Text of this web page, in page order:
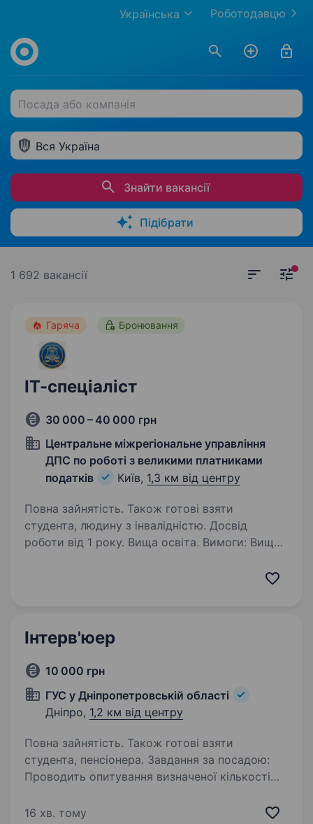
Роботодавцю
Українська
Посада або компанія
Вся Україна
Знайти вакансії
Підібрати
1 692 вакансії
Гаряча Бронювання
ІТ-спеціаліст
30 000 – 40 000 грн
Центральне міжрегіональне управління
ДПС по роботі з великими платниками
податків
Київ, 1,3 км від центру
Повна зайнятість. Також готові взяти
студента, людину з інвалідністю. Досвід
роботи від 1 року. Вища освіта. Вимоги: Вища
технологій, комп’ютерних наук або суміжних
Інтерв'юер
10 000 грн
ГУС у Дніпропетровській області
Дніпро, 1,2 км від центру
Повна зайнятість. Також готові взяти
студента, пенсіонера. Завдання за посадою:
Проводить опитування визначеної кількості
положень вибіркових обстежень населення
16 хв. тому